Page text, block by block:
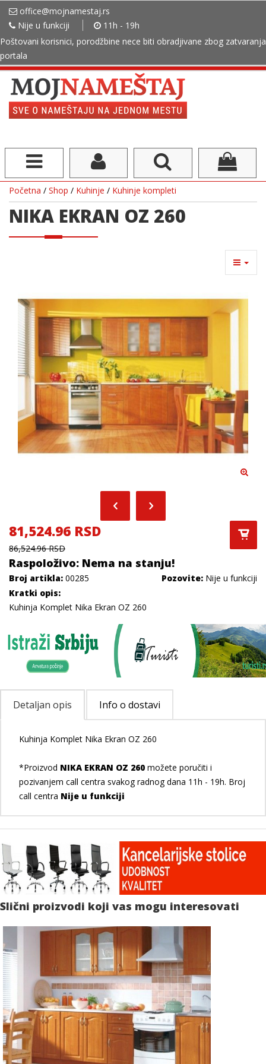
office@mojnamestaj.rs
Nije u funkciji
11h - 19h
Poštovani korisnici, porodžbine nece biti obradjivane zbog zatvaranja
portala
Početna / Shop / Kuhinje / Kuhinje kompleti
NIKA EKRAN OZ 260
81,524.96 RSD
86,524.96 RSD
Raspoloživo: Nema na stanju!
Broj artikla: 00285 Pozovite: Nije u funkciji
Kratki opis:
Kuhinja Komplet Nika Ekran OZ 260
Detaljan opis Info o dostavi
Kuhinja Komplet Nika Ekran OZ 260
*Proizvod NIKA EKRAN OZ 260 možete poručiti i
pozivanjem call centra svakog radnog dana 11h - 19h. Broj
call centra Nije u funkciji
Slični proizvodi koji vas mogu interesovati